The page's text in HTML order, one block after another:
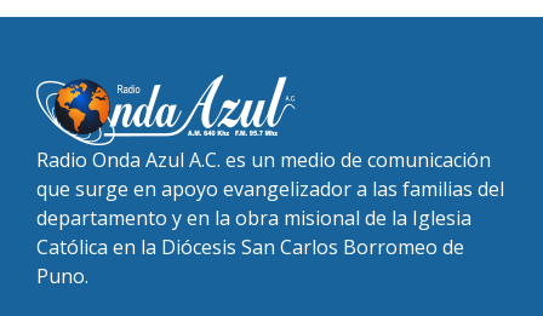
Radio Onda Azul A.C. es un medio de comunicación
que surge en apoyo evangelizador a las familias del
departamento y en la obra misional de la Iglesia
Católica en la Diócesis San Carlos Borromeo de
Puno.